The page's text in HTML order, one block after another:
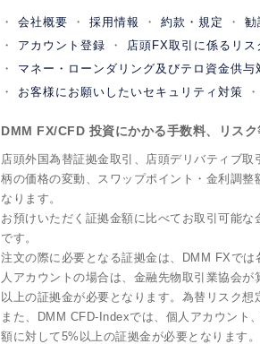
会社概要 採用情報 約款・規定 勧
アカウント登録
店頭FX取引に係るリ
マネー・ローンダリング及びテロ資金供
お客様にお願いしたいセキュリティ対策
DMM FX/CFD 投資にかかる手数料、リスク
店頭外国為替証拠金取引、店頭デリバティブ
柄の価格の変動、スワップポイント・金利調
なります。
お預けいただく証拠金額に比べてお取引可能
です。
注文の際に必要となる証拠金は、DMM FXで
人アカウントの場合は、金融先物取引業協会
以上の証拠金が必要となります。為替リスク
また、DMM CFD-Indexでは、個人アカウント
額に対して5%以上の証拠金が必要となります。